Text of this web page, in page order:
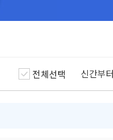
신간부터
전체선택